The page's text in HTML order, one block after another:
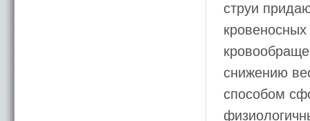
струи
снижению
способом